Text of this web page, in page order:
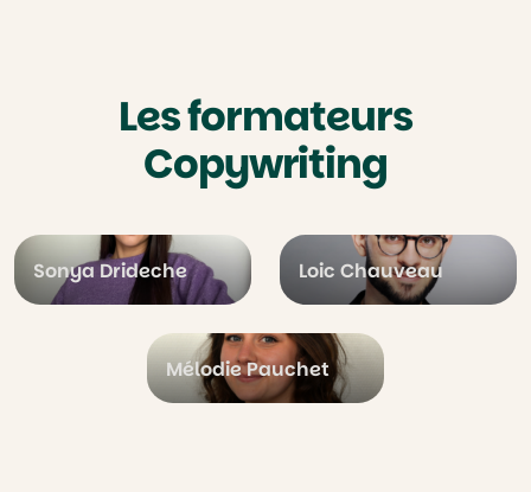
Les formateurs
Copywriting
Sonya Drideche Loic Chauveau
Mélodie Pauchet